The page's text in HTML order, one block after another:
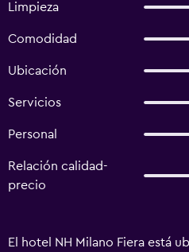
Limpieza
Comodidad
Ubicación
Servicios
Personal
Relación calidad-
precio
El hotel NH Milano Fiera está